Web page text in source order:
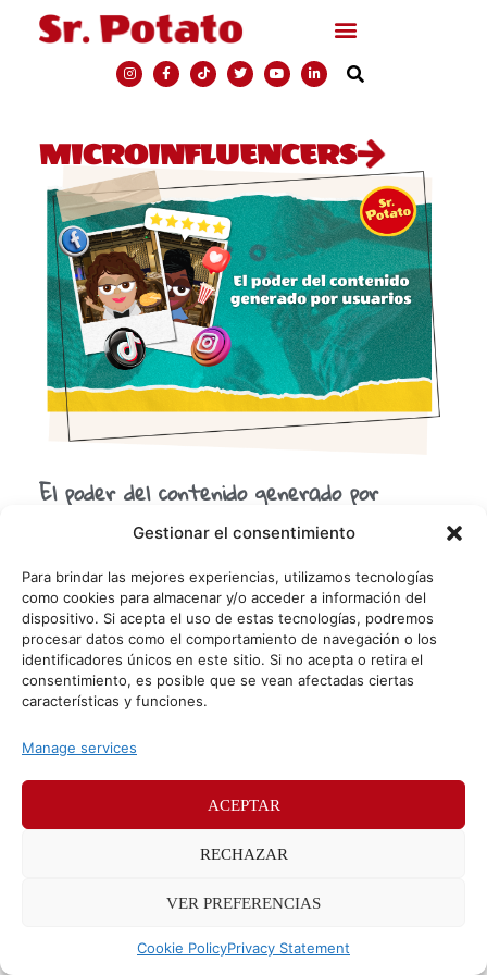
Gestionar el consentimiento
Para brindar las mejores experiencias, utilizamos tecnologías
como cookies para almacenar y/o acceder a información del
dispositivo. Si acepta el uso de estas tecnologías, podremos
procesar datos como el comportamiento de navegación o los
identificadores únicos en este sitio. Si no acepta o retira el
consentimiento, es posible que se vean afectadas ciertas
características y funciones.
Manage services
ACEPTAR
RECHAZAR
VER PREFERENCIAS
Cookie PolicyPrivacy Statement
MICROINFLUENCERS
El poder del contenido generado por
usuarios (UGC)
valioso que cualquier campaña millonaria: el contenido que
crean tus propios usuarios. Fotos, vídeos, reseñas,
© Sr. Potato 2026